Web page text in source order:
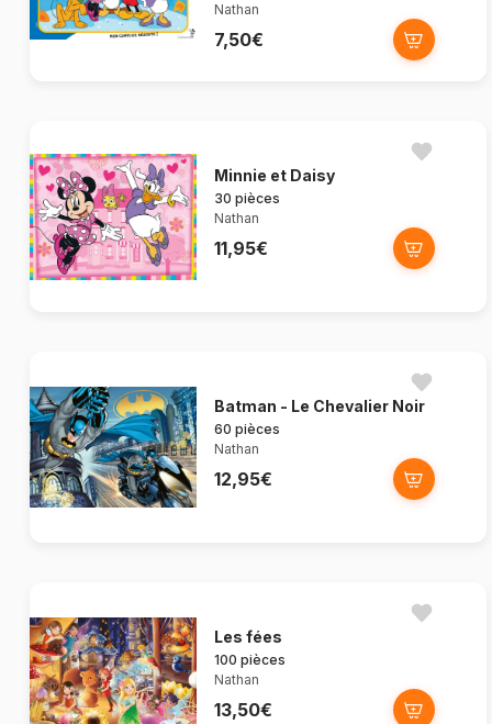
Nathan
7,50€
Minnie et Daisy
30 pièces
Nathan
11,95€
Batman - Le Chevalier Noir
60 pièces
Nathan
12,95€
Les fées
100 pièces
Nathan
13,50€